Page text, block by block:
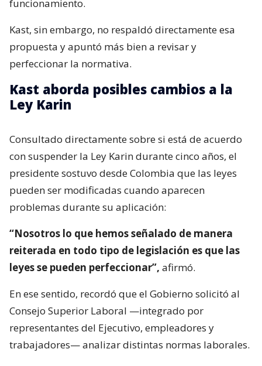
funcionamiento.
Kast, sin embargo, no respaldó directamente esa
propuesta y apuntó más bien a revisar y
perfeccionar la normativa.
Kast aborda posibles cambios a la
Ley Karin
Consultado directamente sobre si está de acuerdo
con suspender la Ley Karin durante cinco años, el
presidente sostuvo desde Colombia que las leyes
pueden ser modificadas cuando aparecen
problemas durante su aplicación:
“Nosotros lo que hemos señalado de manera
reiterada en todo tipo de legislación es que las
leyes se pueden perfeccionar”, afirmó.
En ese sentido, recordó que el Gobierno solicitó al
Consejo Superior Laboral —integrado por
representantes del Ejecutivo, empleadores y
trabajadores— analizar distintas normas laborales.